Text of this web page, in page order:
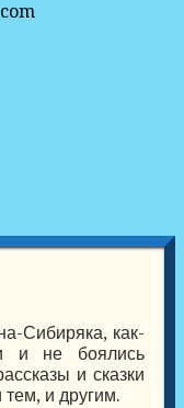
Сибиряка, как-
и не боялись
и сказки
тем, и другим.